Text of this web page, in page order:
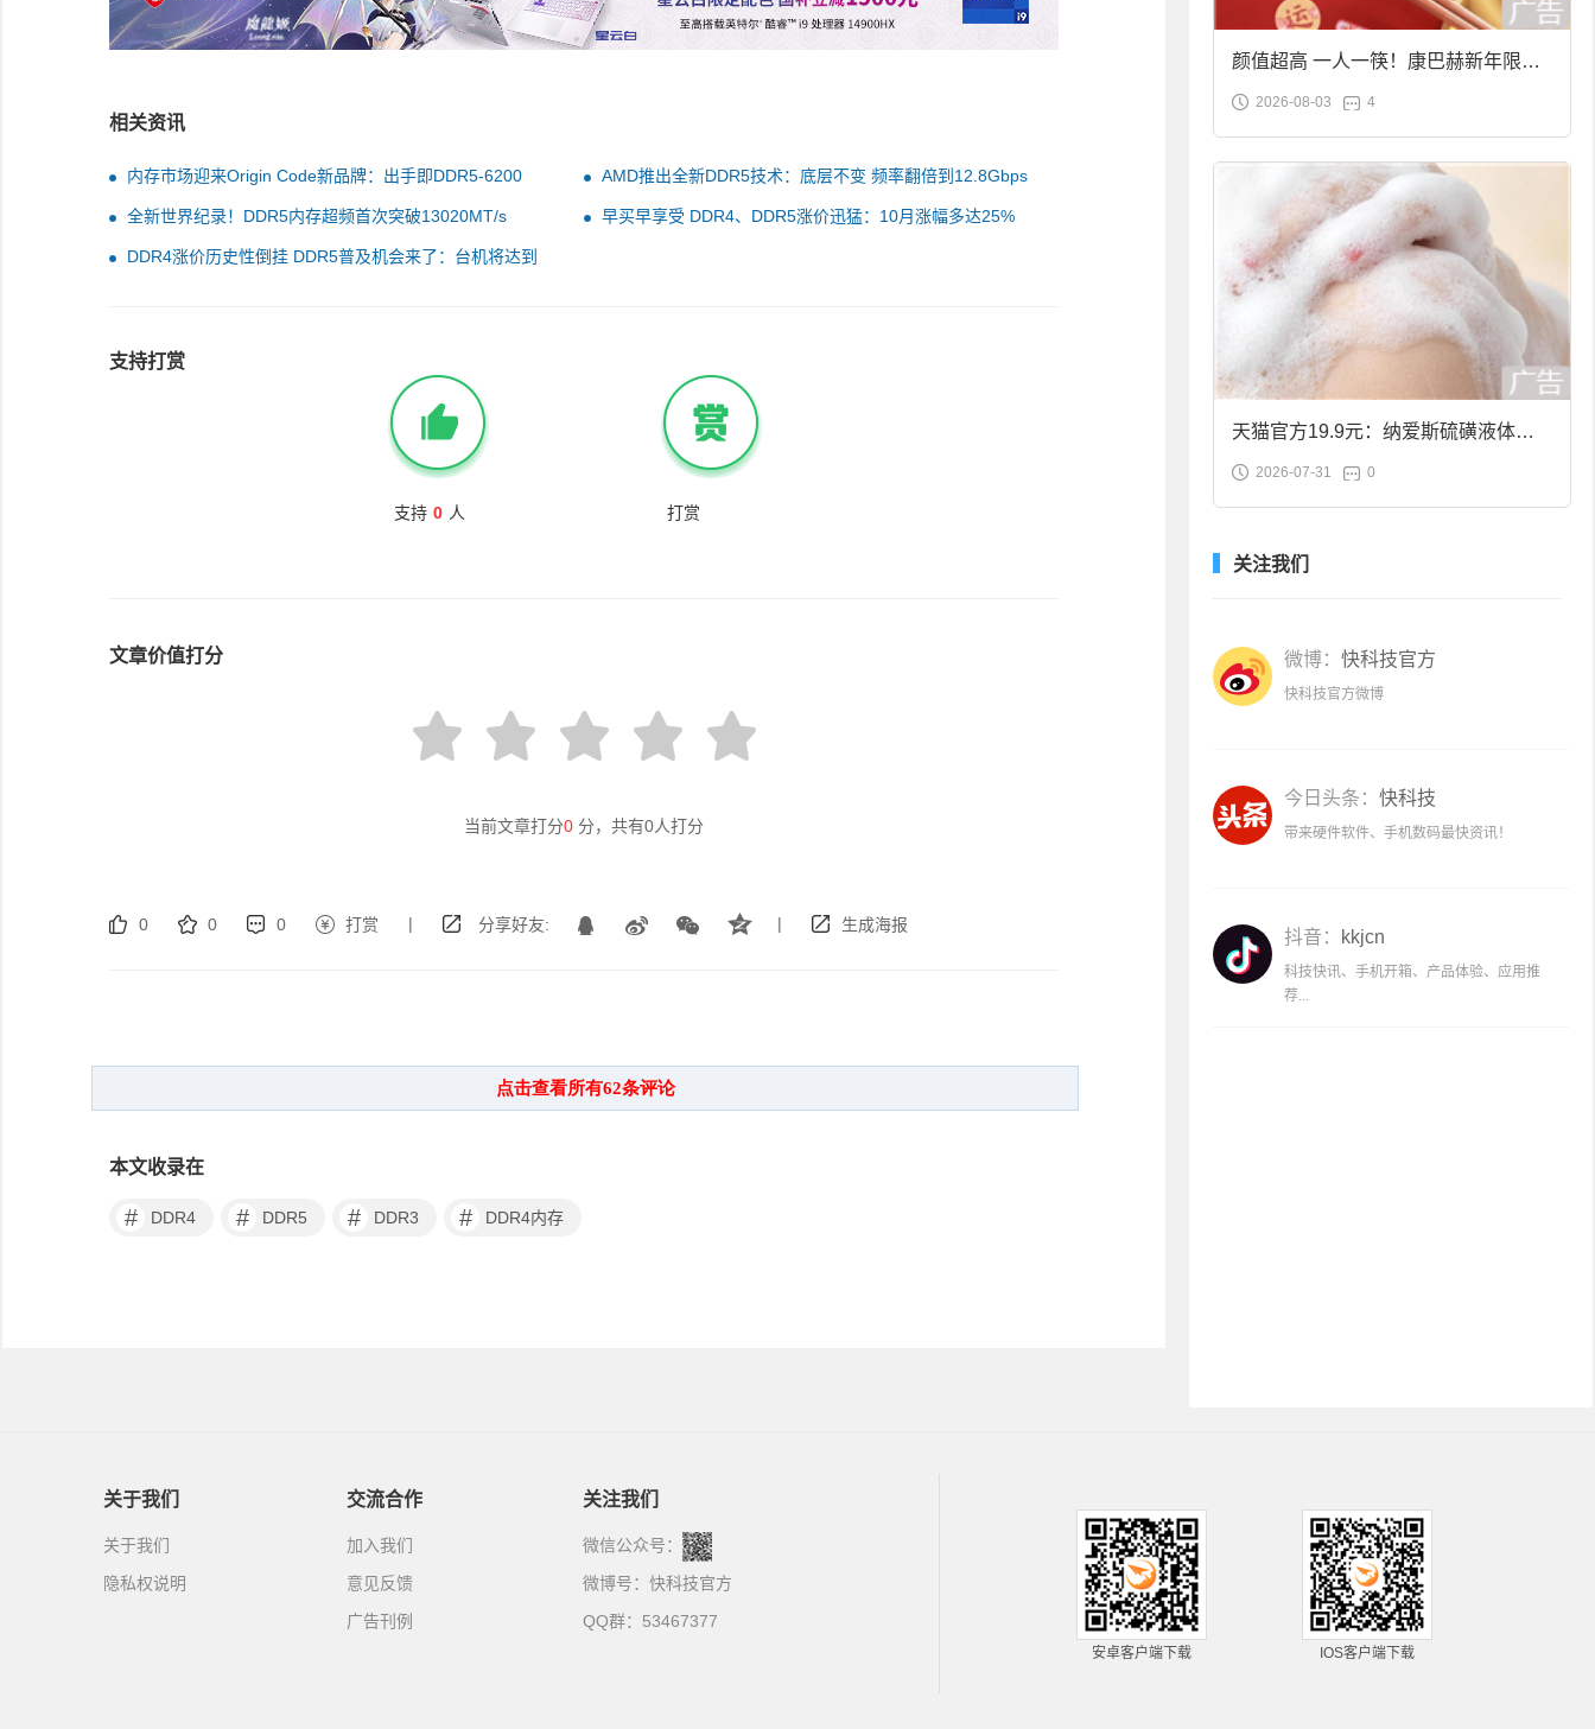
相关资讯
内存市场迎来Origin Code新品牌：出手即DDR5-6200
CL26王炸！还有三风扇散热
AMD推出全新DDR5技术：底层不变 频率翻倍到12.8Gbps
全新世界纪录！DDR5内存超频首次突破13020MT/s 早买早享受 DDR4、DDR5涨价迅猛：10月涨幅多达25%
DDR4涨价历史性倒挂 DDR5普及机会来了：台机将达到
支持打赏
支持 0 人 打赏
文章价值打分
当前文章打分0 分，共有0人打分
0 0 0 打赏 | 分享好友: | 生成海报
本文收录在
# DDR4 # DDR5 # DDR3 # DDR4内存
颜值超高 一人一筷！康巴赫新年限定
合金筷子大促：19.9元
2026-08-03 4
天猫官方19.9元：纳爱斯硫磺液体香
皂2斤大促
2026-07-31 0
关注我们
微博： 快科技官方
快科技官方微博
今日头条： 快科技
带来硬件软件、手机数码最快资讯！
抖音： kkjcn
科技快讯、手机开箱、产品体验、应用推
荐...
关于我们
关于我们
隐私权说明
交流合作
加入我们
意见反馈
广告刊例
关注我们
微信公众号：
微博号： 快科技官方
QQ群：53467377
安卓客户端下载 IOS客户端下载